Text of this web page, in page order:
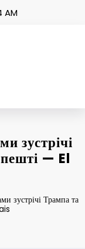
AM
зустрічі
— El
зустрічі Трампа та